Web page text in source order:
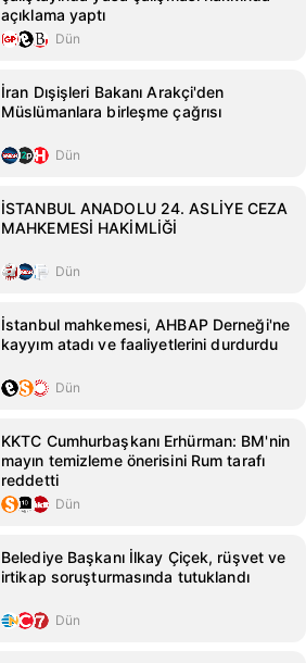
açıklama yaptı
Dün
İran Dışişleri Bakanı Arakçi'den
Müslümanlara birleşme çağrısı
Dün
İSTANBUL ANADOLU 24. ASLİYE CEZA
MAHKEMESİ HAKİMLİĞİ
Dün
İstanbul mahkemesi, AHBAP Derneği'ne
kayyım atadı ve faaliyetlerini durdurdu
Dün
KKTC Cumhurbaşkanı Erhürman: BM'nin
mayın temizleme önerisini Rum tarafı
reddetti
Dün
Belediye Başkanı İlkay Çiçek, rüşvet ve
irtikap soruşturmasında tutuklandı
Dün